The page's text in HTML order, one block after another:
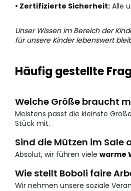
• Zertifizierte Sicherheit: Alle
Unser Wissen im Bereich der
für unsere Kinder lebenswert
Häufig gestellte
Welche Größe braucht
Meistens passt die kleinste
Stück mit.
Sind die Mützen im Sale
Absolut, wir führen viele warme
Wie stellt Boboli faire
Wir nehmen unsere soziale